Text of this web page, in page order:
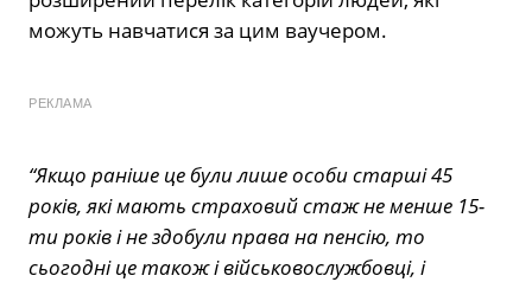
можуть навчатися за цим ваучером.
РЕКЛАМА
“Якщо раніше це були лише особи старші 45
років, які мають страховий стаж не менше 15-
ти років і не здобули права на пенсію, то
сьогодні це також і військовослужбовці, і